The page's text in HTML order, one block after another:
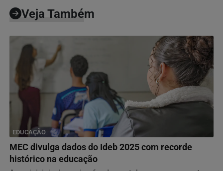
Veja Também
EDUCAÇÃO
MEC divulga dados do Ideb 2025 com recorde
histórico na educação